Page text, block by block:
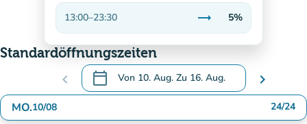
13:00–23:30 trending_flat
Stabil
5%
Standardöffnungszeiten
chevron_left calendar_today Von 10. Aug. Zu 16. Aug.
.Öffnen Sie den Kalender, um Daten zu
chevron_right
MO.10/08 24/24